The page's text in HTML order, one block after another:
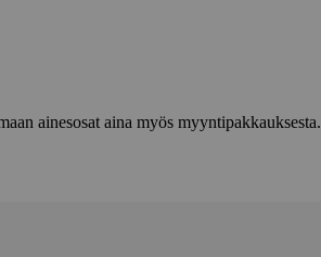
ainesosat aina myös myyntipakkauksesta.